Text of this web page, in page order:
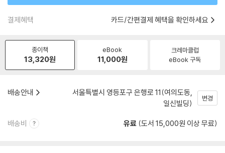
결제혜택 카드/간편결제 혜택을 확인하세요
종이책
13,320원
eBook
11,000원
크레마클럽
eBook 구독
배송안내
서울특별시 영등포구 은행로 11(여의도동,
일신빌딩)
변경
배송비 유료 (도서 15,000원 이상 무료)